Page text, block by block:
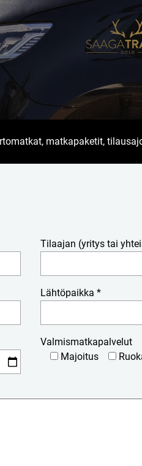
matkapaketit,
Tilaajan (yritys tai
Lähtöpaikka *
Valmismatkapalvelut
Majoitus